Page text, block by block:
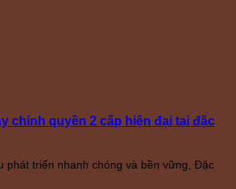
chính quyền 2 cấp hiện đại tại đặc
phát triển nhanh chóng và bền vững, Đặc